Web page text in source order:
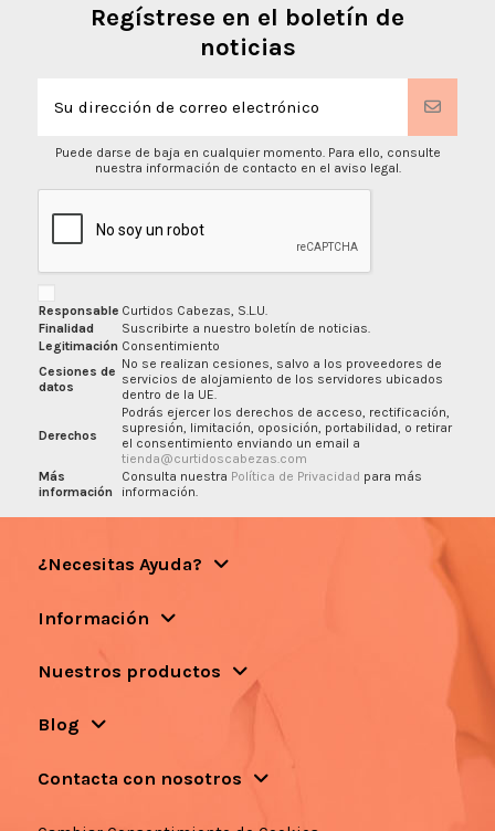
Regístrese en el boletín de
noticias
Puede darse de baja en cualquier momento. Para ello, consulte
nuestra información de contacto en el aviso legal.
Responsable Curtidos Cabezas, S.L.U.
Finalidad
Suscribirte a nuestro boletín de noticias.
Legitimación Consentimiento
Cesiones de
datos
No se realizan cesiones, salvo a los proveedores de
servicios de alojamiento de los servidores ubicados
dentro de la UE.
Derechos
Podrás ejercer los derechos de acceso, rectificación,
supresión, limitación, oposición, portabilidad, o retirar
el consentimiento enviando un email a
tienda@curtidoscabezas.com
Más
información
Consulta nuestra Política de Privacidad para más
información.
¿Necesitas Ayuda?
Información
Nuestros productos
Blog
Contacta con nosotros